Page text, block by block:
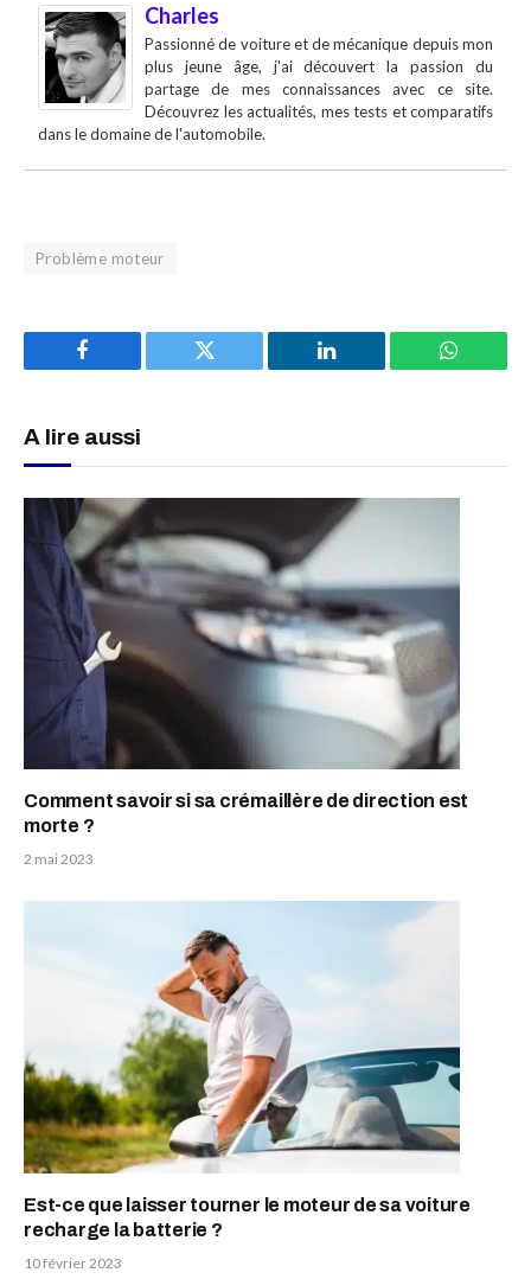
Charles
Passionné de voiture et de mécanique depuis mon
plus jeune âge, j'ai découvert la passion du
partage de mes connaissances avec ce site.
Découvrez les actualités, mes tests et comparatifs
dans le domaine de l'automobile.
Problème moteur
Facebook Twitter LinkedIn
A lire aussi
Comment savoir si sa crémaillère de direction est
morte ?
2 mai 2023
Est-ce que laisser tourner le moteur de sa voiture
recharge la batterie ?
10 février 2023